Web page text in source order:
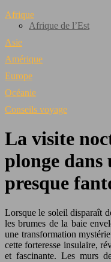
Afrique
Afrique de l’Est
Asie
Amérique
Europe
Océanie
Conseils voyage
La visite
plonge dans
presque
Lorsque le soleil disparaît
les brumes de la baie
une transformation
cette forteresse insulaire,
et fascinante. Les murs